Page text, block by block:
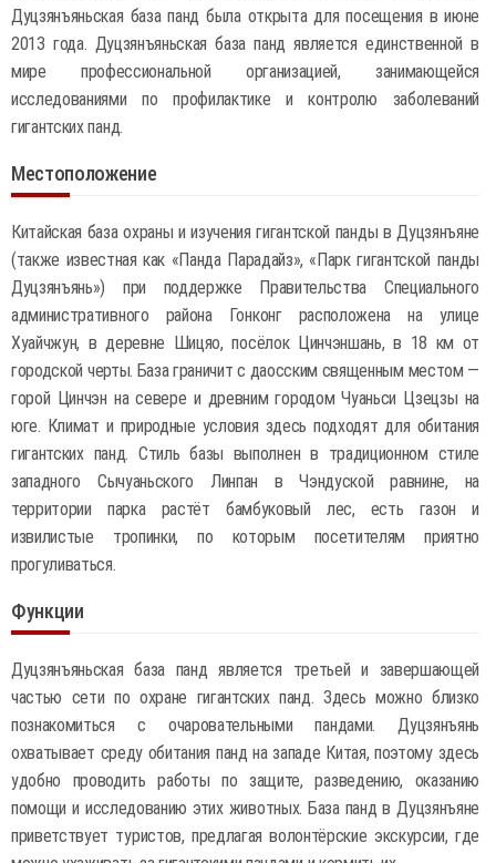
Дуцзянъяньская база панд была открыта для посещения в июне
2013 года. Дуцзянъяньская база панд является единственной в
мире профессиональной организацией, занимающейся
исследованиями по профилактике и контролю заболеваний
гигантских панд.
Местоположение
Китайская база охраны и изучения гигантской панды в Дуцзянъяне
(также известная как «Панда Парадайз», «Парк гигантской панды
Дуцзянъянь») при поддержке Правительства Специального
административного района Гонконг расположена на улице
Хуайчжун, в деревне Шицяо, посёлок Цинчэншань, в 18 км от
городской черты. База граничит с даосским священным местом —
горой Цинчэн на севере и древним городом Чуаньси Цзецзы на
юге. Климат и природные условия здесь подходят для обитания
гигантских панд. Стиль базы выполнен в традиционном стиле
западного Сычуаньского Линпан в Чэндуской равнине, на
территории парка растёт бамбуковый лес, есть газон и
извилистые тропинки, по которым посетителям приятно
прогуливаться.
Функции
Дуцзянъяньская база панд является третьей и завершающей
частью сети по охране гигантских панд. Здесь можно близко
познакомиться с очаровательными пандами. Дуцзянъянь
охватывает среду обитания панд на западе Китая, поэтому здесь
удобно проводить работы по защите, разведению, оказанию
помощи и исследованию этих животных. База панд в Дуцзянъяне
приветствует туристов, предлагая волонтёрские экскурсии, где